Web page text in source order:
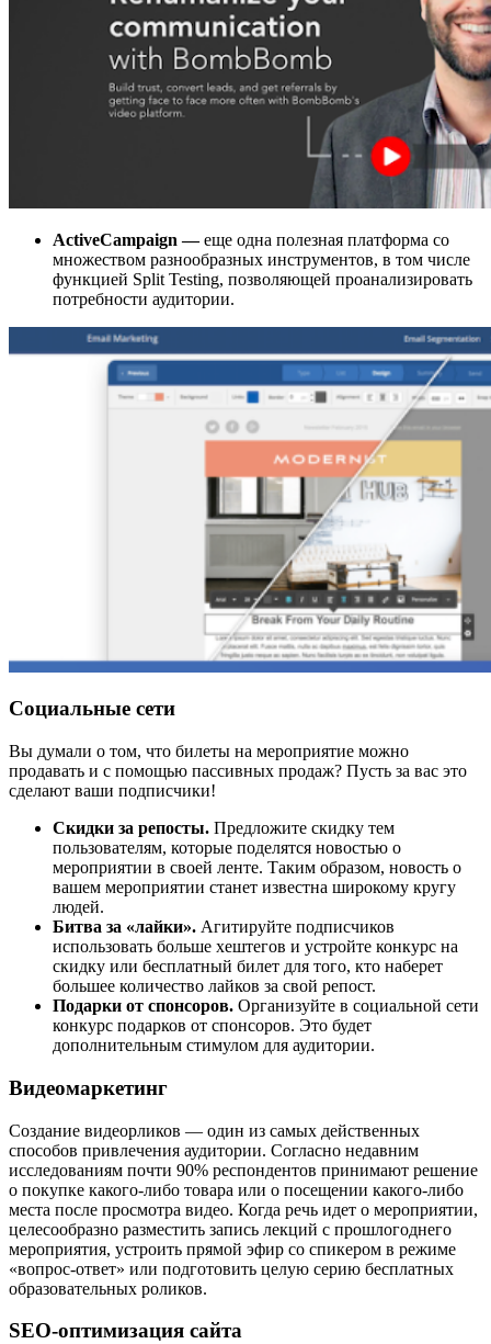
ActiveCampaign —еще одна полезная платформа со
множеством разнообразных инструментов, в том числе
функцией Split Testing, позволяющей проанализировать
потребности аудитории.
Социальные сети
Вы думали о том, что билеты на мероприятие можно
продавать и с помощью пассивных продаж? Пусть за вас это
сделают ваши подписчики!
Скидки за репосты. Предложите скидку тем
пользователям, которые поделятся новостью о
мероприятии в своей ленте. Таким образом, новость о
вашем мероприятии станет известна широкому кругу
людей.
Битва за «лайки». Агитируйте подписчиков
использовать больше хештегов и устройте конкурс на
скидку или бесплатный билет для того, кто наберет
большее количество лайков за свой репост.
Подарки от спонсоров. Организуйте в социальной сети
конкурс подарков от спонсоров. Это будет
дополнительным стимулом для аудитории.
Видеомаркетинг
Создание видеорликов — один из самых действенных
способов привлечения аудитории. Согласно недавним
исследованиям почти 90% респондентов принимают решение
о покупке какого-либо товара или о посещении какого-либо
места после просмотра видео. Когда речь идет о мероприятии,
целесообразно разместить запись лекций с прошлогоднего
мероприятия, устроить прямой эфир со спикером в режиме
«вопрос-ответ» или подготовить целую серию бесплатных
образовательных роликов.
SEO-оптимизация сайта